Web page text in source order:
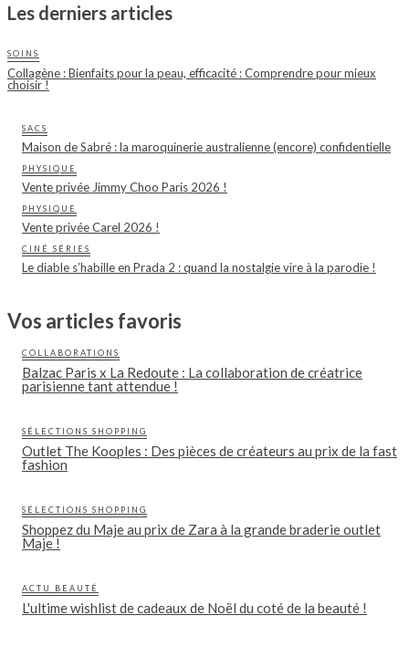
Les derniers articles
SOINS
Collagène : Bienfaits pour la peau, efficacité : Comprendre pour mieux
choisir !
SACS
Maison de Sabré : la maroquinerie australienne (encore) confidentielle
PHYSIQUE
Vente privée Jimmy Choo Paris 2026 !
PHYSIQUE
Vente privée Carel 2026 !
CINÉ SÉRIES
Le diable s’habille en Prada 2 : quand la nostalgie vire à la parodie !
Vos articles favoris
COLLABORATIONS
Balzac Paris x La Redoute : La collaboration de créatrice
parisienne tant attendue !
SÉLECTIONS SHOPPING
Outlet The Kooples : Des pièces de créateurs au prix de la fast
fashion
SÉLECTIONS SHOPPING
Shoppez du Maje au prix de Zara à la grande braderie outlet
Maje !
ACTU BEAUTÉ
L'ultime wishlist de cadeaux de Noël du coté de la beauté !